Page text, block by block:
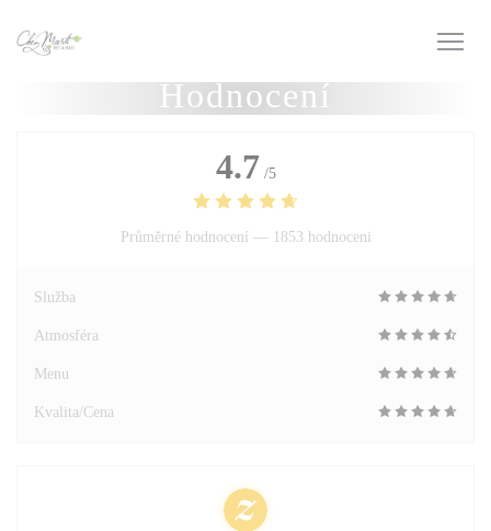
Hodnocení
4.7 /5
Průměrné hodnocení — 1853 hodnoceni
Služba
Atmosféra
Menu
Kvalita/Cena